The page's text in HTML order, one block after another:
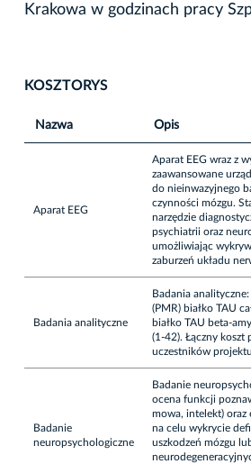
Krakowa w godzinach pracy
KOSZTORYS
Nazwa Opis
Aparat EEG
Aparat EEG wraz z
zaawansowane
do nieinwazyjnego
czynności mózgu.
narzędzie
psychiatrii oraz
umożliwiając
zaburzeń układu
Badania analityczne
Badania
(PMR) białko TAU
białko TAU beta-
(1-42). Łączny koszt
uczestników
Badanie
neuropsychologiczne
Badanie
ocena funkcji
mowa, intelekt) oraz
na celu wykrycie
uszkodzeń mózgu